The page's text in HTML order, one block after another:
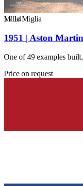
1/14
Mille Miglia
1951 | Aston
One of 49 examples
Price on request